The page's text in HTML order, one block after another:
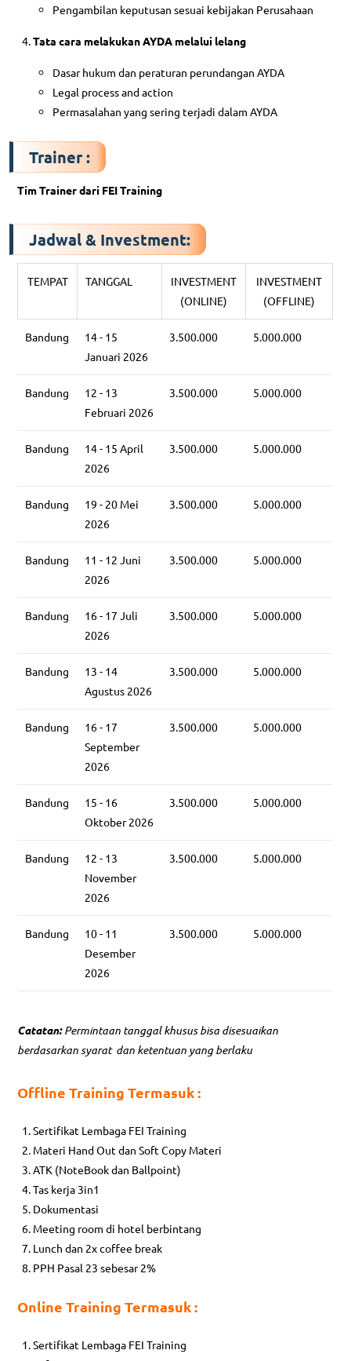
Pengambilan keputusan sesuai kebijakan Perusahaan
Tata cara melakukan AYDA melalui lelang
Dasar hukum dan peraturan perundangan AYDA
Legal process and action
Permasalahan yang sering terjadi dalam AYDA
Trainer:
Tim Trainer dari FEI Training
Jadwal & Investment:
TEMPAT TANGGAL
INVESTMENT
(ONLINE)
INVESTMENT
(OFFLINE)
Bandung
14 - 15
Januari 2026
3.500.000 5.000.000
Bandung
12 - 13
Februari 2026
3.500.000 5.000.000
Bandung
14 - 15 April
2026
3.500.000 5.000.000
Bandung
19 - 20 Mei
2026
3.500.000 5.000.000
Bandung
11 - 12 Juni
2026
3.500.000 5.000.000
Bandung
16 - 17 Juli
2026
3.500.000 5.000.000
Bandung
13 - 14
Agustus 2026
3.500.000 5.000.000
Bandung
16 - 17
September
2026
3.500.000 5.000.000
Bandung
15 - 16
Oktober 2026
3.500.000 5.000.000
Bandung
12 - 13
November
2026
3.500.000 5.000.000
Bandung
10 - 11
Desember
2026
3.500.000 5.000.000
Catatan:Permintaan tanggal khusus bisa disesuaikan
berdasarkan syarat dan ketentuan yang berlaku
Offline Training Termasuk :
Sertifikat Lembaga FEI Training
Materi Hand Out dan Soft Copy Materi
ATK (NoteBook dan Ballpoint)
Tas kerja 3in1
Dokumentasi
Meeting room di hotel berbintang
Lunch dan 2x coffee break
PPH Pasal 23 sebesar 2%
Online Training Termasuk :
Sertifikat Lembaga FEI Training